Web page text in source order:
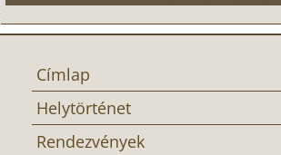
Címlap
Helytörténet
Rendezvények